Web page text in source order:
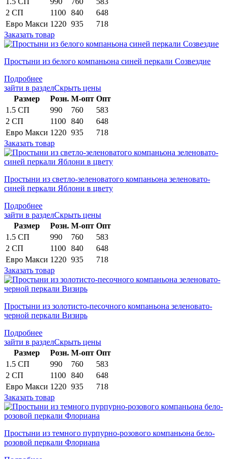
2 СП
1100 840
648
Евро Макси 1220 935
718
Заказать товар
Простыни из белого компаньона синей перкали Созвездие
Подробнее
зайти в разделСкрыть цены
Раз­мер
Розн. М-опт Опт
1.5 СП
990 760
583
2 СП
1100 840
648
Евро Макси 1220 935
718
Заказать товар
Простыни из светло-зеленоватого компаньона зеленовато-
синей перкали Яблони в цвету
Подробнее
зайти в разделСкрыть цены
Раз­мер
Розн. М-опт Опт
1.5 СП
990 760
583
2 СП
1100 840
648
Евро Макси 1220 935
718
Заказать товар
Простыни из золотисто-песочного компаньона зеленовато-
черной перкали Визирь
Подробнее
зайти в разделСкрыть цены
Раз­мер
Розн. М-опт Опт
1.5 СП
990 760
583
2 СП
1100 840
648
Евро Макси 1220 935
718
Заказать товар
Простыни из темного пурпурно-розового компаньона бело-
розовой перкали Флориана